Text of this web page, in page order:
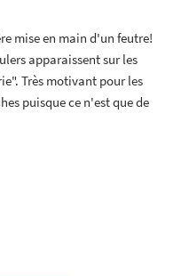
mise en main d'un feutre!
apparaissent sur les
Très motivant pour les
puisque ce n'est que de